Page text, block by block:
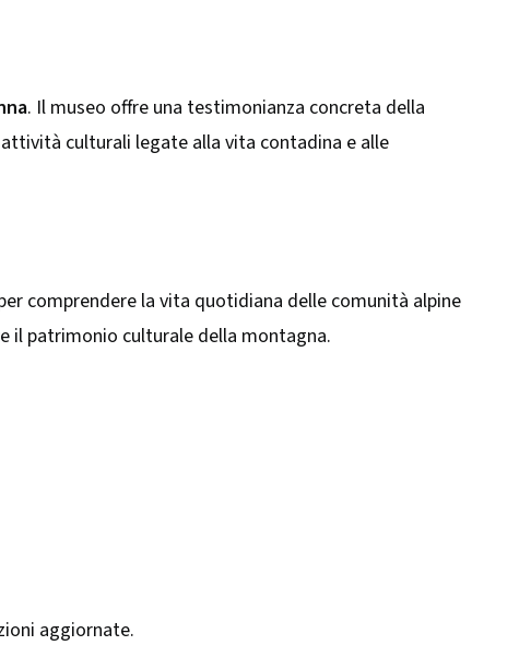
. Il museo offre una testimonianza concreta della
culturali legate alla vita contadina e alle
comprendere la vita quotidiana delle comunità alpine
il patrimonio culturale della montagna.​
aggiornate.​